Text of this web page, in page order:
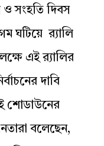
ও সংহতি দিবস
ঘটিয়ে র‌্যালি
এই র‌্যালির
দাবি
শোডাউনের
বলেছেন,